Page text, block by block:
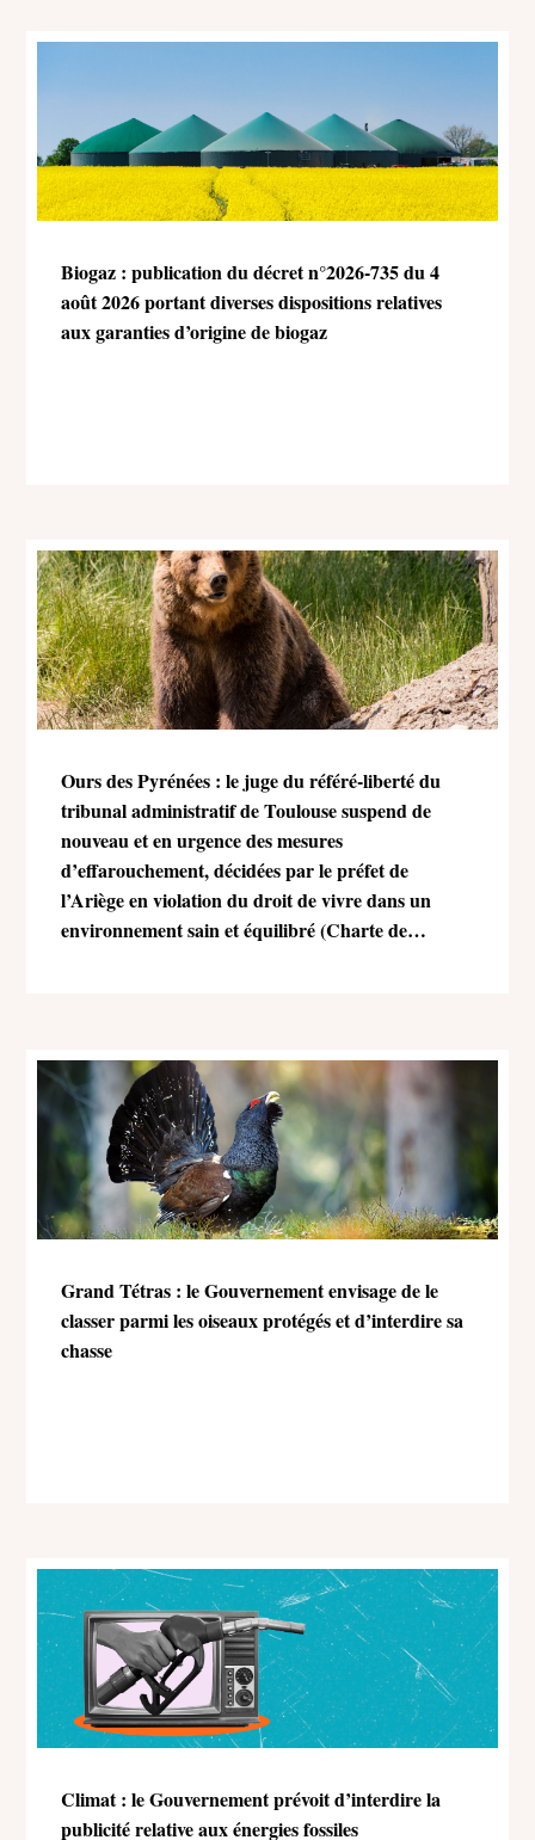
Biogaz : publication du décret n°2026-735 du 4
août 2026 portant diverses dispositions relatives
aux garanties d’origine de biogaz
Ours des Pyrénées : le juge du référé-liberté du
tribunal administratif de Toulouse suspend de
nouveau et en urgence des mesures
d’effarouchement, décidées par le préfet de
l’Ariège en violation du droit de vivre dans un
environnement sain et équilibré (Charte de
Grand Tétras : le Gouvernement envisage de le
classer parmi les oiseaux protégés et d’interdire sa
chasse
Climat : le Gouvernement prévoit d’interdire la
publicité relative aux énergies fossiles